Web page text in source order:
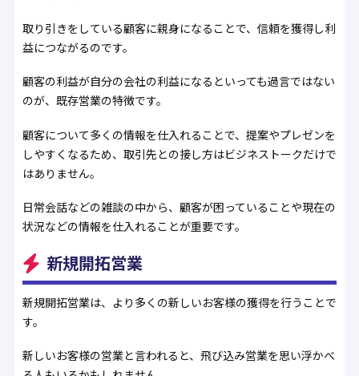
取り引きをしている顧客に親身になることで、信頼を獲得し利
益につながるのです。
顧客の利益が自分の会社の利益になるといっても過言ではない
のが、既存営業の特徴です。
顧客について多くの情報を仕入れることで、提案やプレゼンを
しやすくなるため、取引先との接し方はビジネストークだけで
はありません。
日常会話などの雑談の中から、顧客が困っていることや現在の
状況などの情報を仕入れることが重要です。
新規開拓営業
新規開拓営業は、より多くの新しいお客様の獲得を行うことで
す。
新しいお客様の営業と言われると、飛び込み営業を思い浮かべ